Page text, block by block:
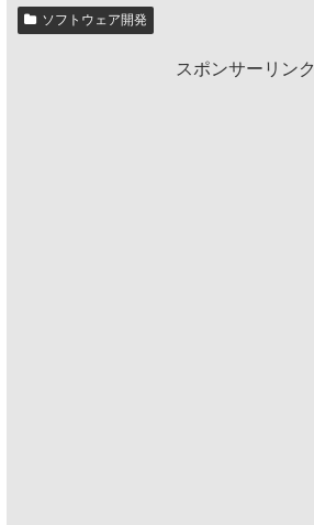
ソフトウェア開発
スポンサーリンク